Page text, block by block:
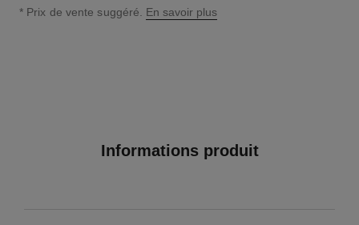
↩
* Prix de vente suggéré. En savoir plus
Informations produit